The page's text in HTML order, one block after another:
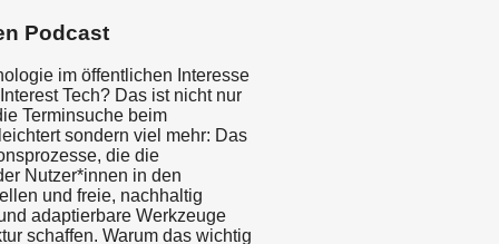
Podcast
im öffentlichen Interesse
Tech? Das ist nicht nur
Terminsuche beim
sondern viel mehr: Das
die die
Nutzer*innen in den
und freie, nachhaltig
adaptierbare Werkzeuge
schaffen. Warum das wichtig